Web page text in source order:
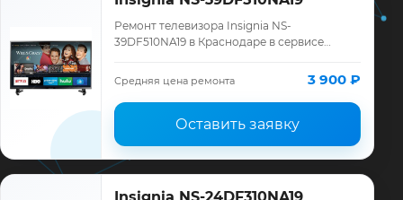
Ремонт телевизора Insignia NS-
39DF510NA19 в Краснодаре в сервисе
Insignia, смета до ремонта, запчасти и
гарантия до 12 ме…
Средняя цена ремонта 3 900 ₽
Оставить заявку
Insignia NS-24DF310NA19